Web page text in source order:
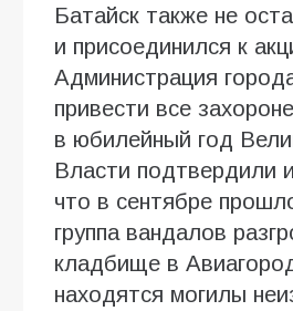
Батайск также не
и присоединился к
Администрация
привести все
в юбилейный год
Власти подтвердили
что в сентябре
группа вандалов
кладбище в
находятся могилы